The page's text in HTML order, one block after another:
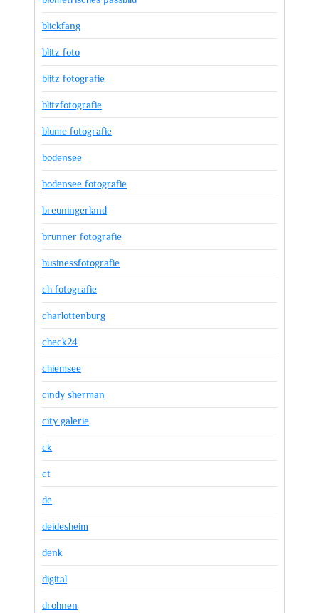
blickfang
blitz foto
blitz fotografie
blitzfotografie
blume fotografie
bodensee
bodensee fotografie
breuningerland
brunner fotografie
businessfotografie
ch fotografie
charlottenburg
check24
chiemsee
cindy sherman
city galerie
ck
ct
de
deidesheim
denk
digital
drohnen